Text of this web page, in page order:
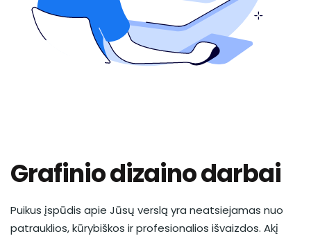
Grafinio dizaino darbai
Puikus įspūdis apie Jūsų verslą yra neatsiejamas nuo
patrauklios, kūrybiškos ir profesionalios išvaizdos. Akį